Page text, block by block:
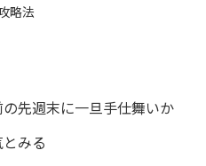
略法
先週末に一旦手仕舞いか
みる